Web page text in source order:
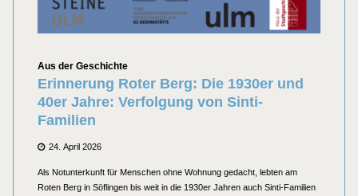
Kategorien
Aus der Geschichte
Erinnerung Roter Berg: Die 1930er und
40er Jahre: Verfolgung von Sinti-
Familien
Posted
24. April 2026
Als Notunterkunft für Menschen ohne Wohnung gedacht, lebten am
Roten Berg in Söflingen bis weit in die 1930er Jahren auch Sinti-Familien